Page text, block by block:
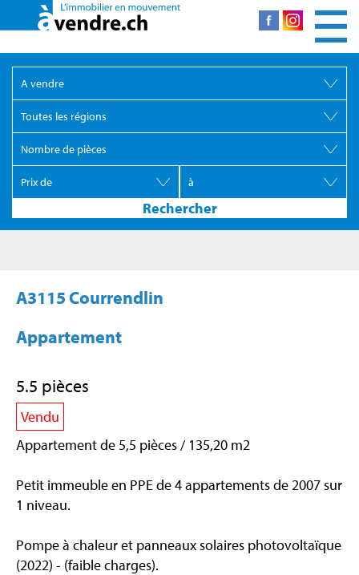
A3115 Courrendlin
Appartement
5.5 pièces
Vendu
Appartement de 5,5 pièces / 135,20 m2
Petit immeuble en PPE de 4 appartements de 2007 sur
1 niveau.
Pompe à chaleur et panneaux solaires photovoltaïque
(2022) - (faible charges).